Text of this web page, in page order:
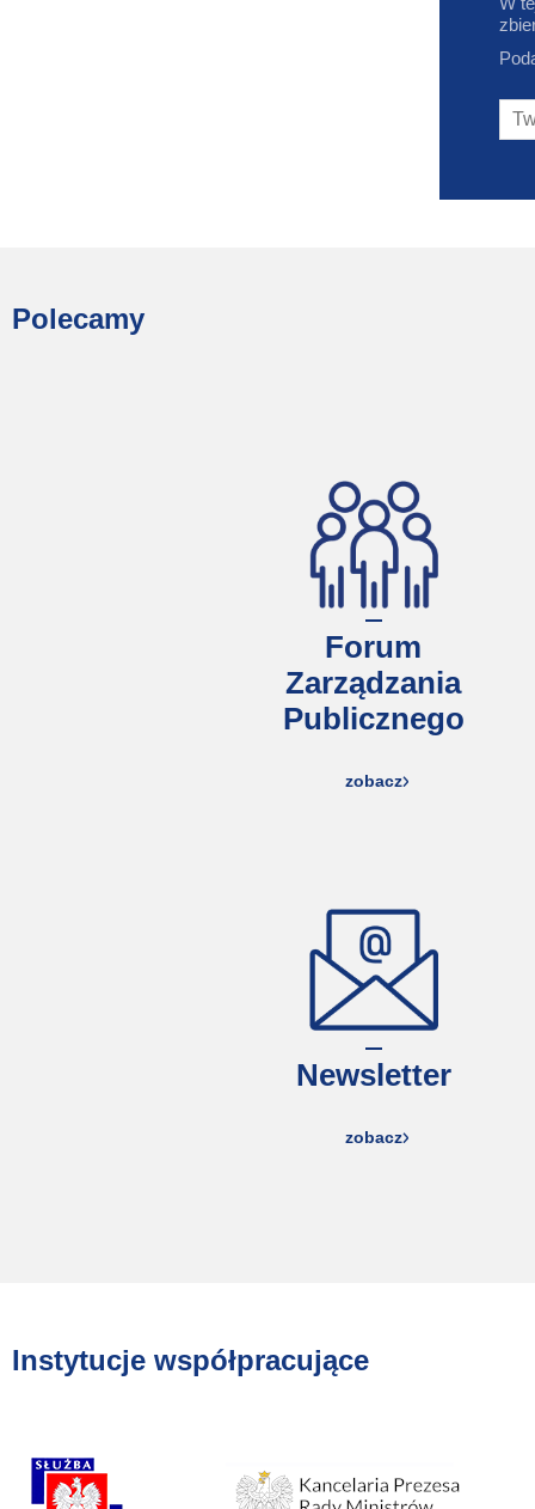
Polecamy
Forum
Zarządzania
Publicznego
zobacz
Newsletter
zobacz
Instytucje współpracujące